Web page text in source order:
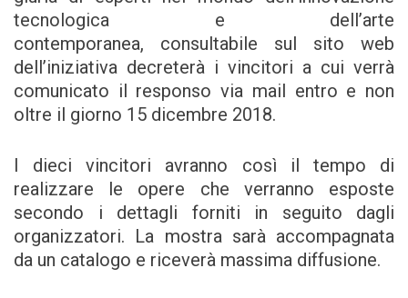
tecnologica e dell’arte
contemporanea, consultabile sul sito web
dell’iniziativa decreterà i vincitori a cui verrà
comunicato il responso via mail entro e non
oltre il giorno 15 dicembre 2018.
I dieci vincitori avranno così il tempo di
realizzare le opere che verranno esposte
secondo i dettagli forniti in seguito dagli
organizzatori. La mostra sarà accompagnata
da un catalogo e riceverà massima diffusione.